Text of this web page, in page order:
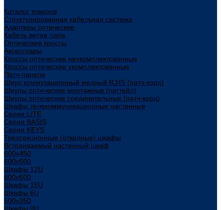
Каталог товаров
Структурированная кабельная система
Адаптеры оптические
Кабель витая пара
Оптические кроссы
Аксессуары
Кроссы оптические неукомплектованные
Кроссы оптические укомплектованные
Патч-панели
Шнур коммутационный медный RJ45 (патч-корд)
Шнуры оптические монтажные (пигтейл)
Шнуры оптические соединительные (патч-корд)
Шкафы телекоммуникационные настенные
Cерия LITE
Cерия BASIS
Cерия KEYS
Трехсекционные (откидные) шкафы
Встраиваемый настенный шкаф
600x450
600x600
Шкафы 12U
600x600
Шкафы 15U
Шкафы 6U
600x350